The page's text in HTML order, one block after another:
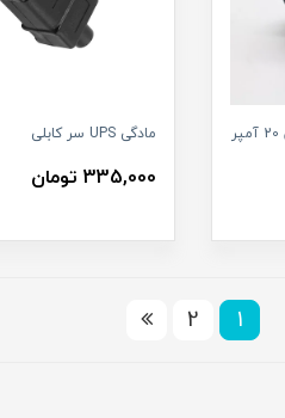
مادگی UPS سر کابلی
335,000 تومان
1
2